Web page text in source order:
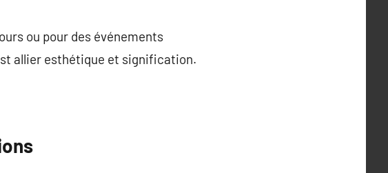
ou pour des événements
allier esthétique et signification.